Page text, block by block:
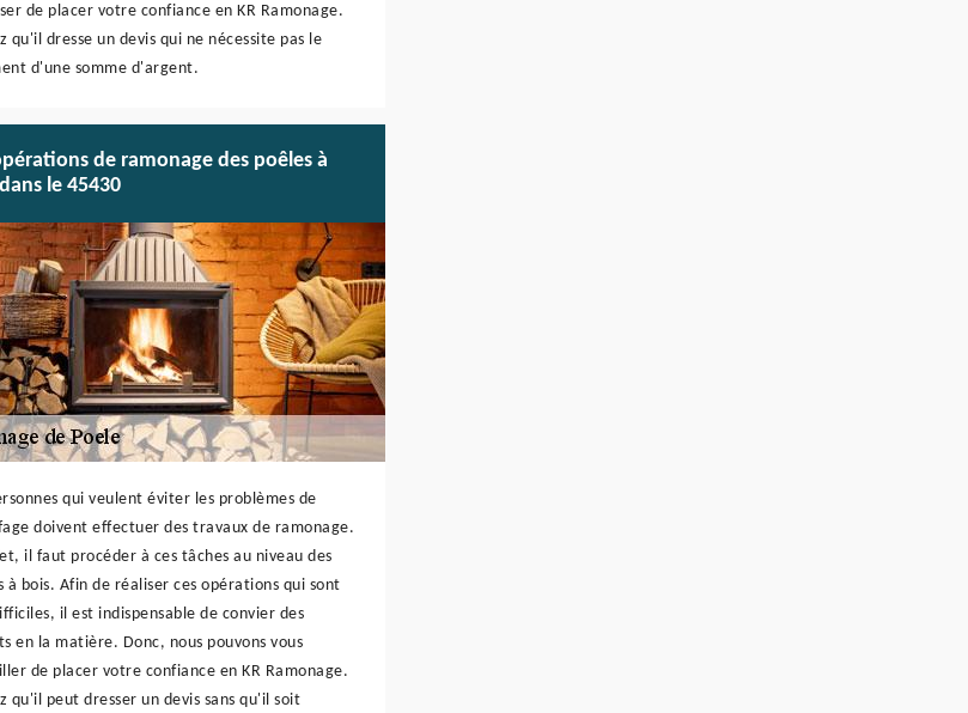
de placer votre confiance en KR Ramonage.
qu'il dresse un devis qui ne nécessite pas le
d'une somme d'argent.
de ramonage des poêles à
le 45430
qui veulent éviter les problèmes de
doivent effectuer des travaux de ramonage.
il faut procéder à ces tâches au niveau des
à bois. Afin de réaliser ces opérations qui sont
il est indispensable de convier des
en la matière. Donc, nous pouvons vous
de placer votre confiance en KR Ramonage.
qu'il peut dresser un devis sans qu'il soit